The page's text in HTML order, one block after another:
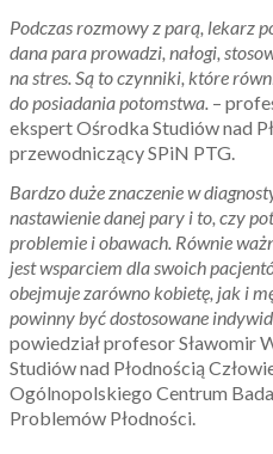
Podczas rozmowy z parą, lekarz
dana para prowadzi, nałogi,
na stres. Są to czynniki, które
do posiadania potomstwa. –
ekspert Ośrodka Studiów nad
przewodniczący SPiN PTG.
Bardzo duże znaczenie w
nastawienie danej pary i to, czy
problemie i obawach. Równie
jest wsparciem dla swoich
obejmuje zarówno kobietę, jak i
powinny być dostosowane
powiedział profesor Sławomir
Studiów nad Płodnością
Ogólnopolskiego Centrum
Problemów Płodności.